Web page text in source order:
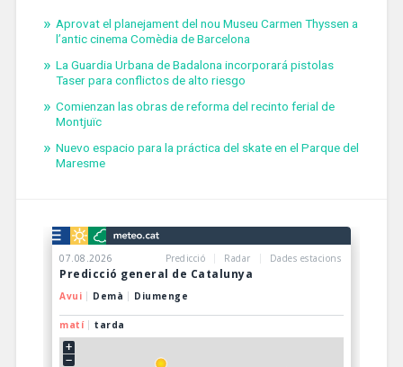
Aprovat el planejament del nou Museu Carmen Thyssen a
l’antic cinema Comèdia de Barcelona
La Guardia Urbana de Badalona incorporará pistolas
Taser para conflictos de alto riesgo
Comienzan las obras de reforma del recinto ferial de
Montjuïc
Nuevo espacio para la práctica del skate en el Parque del
Maresme